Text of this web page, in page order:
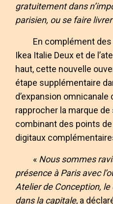
gratuitement dans
parisien, ou se faire
En complément
Ikea Italie Deux et de
haut, cette nouvelle
étape supplémentaire
d’expansion omnicanale
rapprocher la marque
combinant des points
digitaux
« Nous sommes
présence à Paris avec
Atelier de Conception,
dans la capitale, a